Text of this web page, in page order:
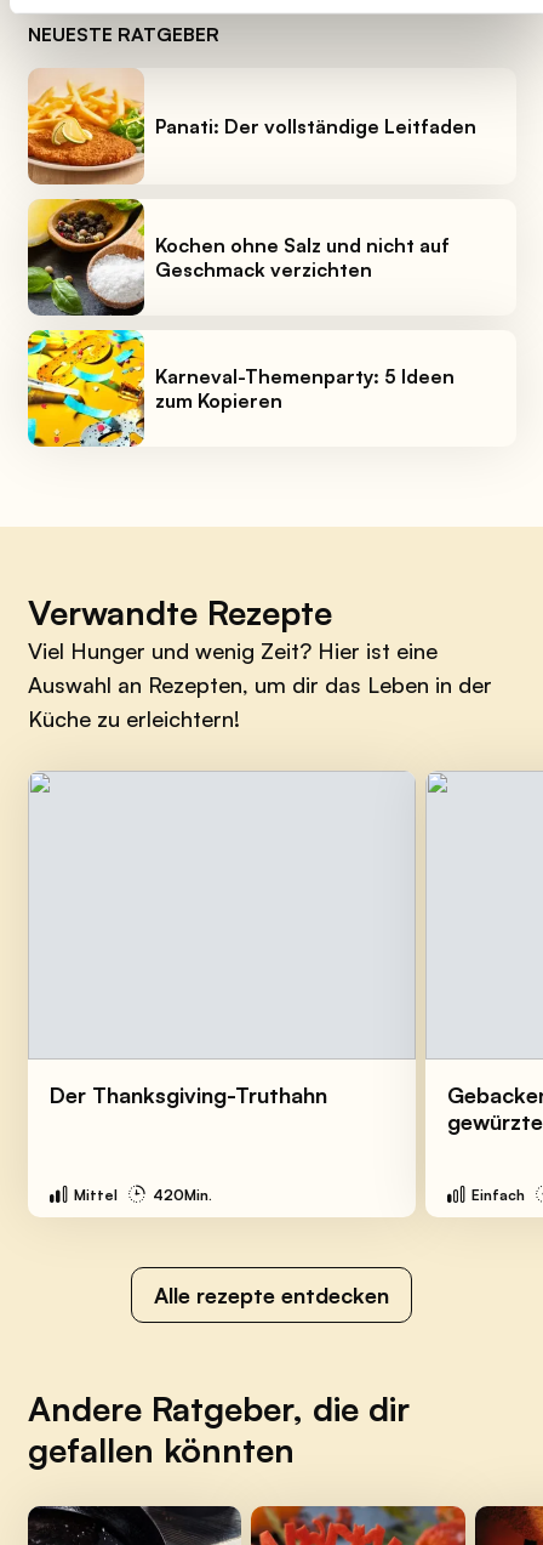
NEUESTE RATGEBER
Panati: Der vollständige Leitfaden
Kochen ohne Salz und nicht auf
Geschmack verzichten
Karneval-Themenparty: 5 Ideen
zum Kopieren
Verwandte Rezepte
Viel Hunger und wenig Zeit? Hier ist eine
Auswahl an Rezepten, um dir das Leben in der
Küche zu erleichtern!
Der Thanksgiving-Truthahn
Mittel 420Min. Einfach
Alle rezepte entdecken
Andere Ratgeber, die dir
gefallen könnten